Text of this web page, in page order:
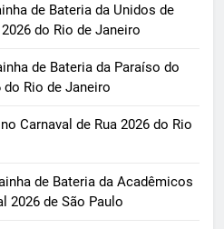
de Bateria da Unidos de
do Rio de Janeiro
de Bateria da Paraíso do
do Rio de Janeiro
Carnaval de Rua 2026 do Rio
de Bateria da Acadêmicos
2026 de São Paulo